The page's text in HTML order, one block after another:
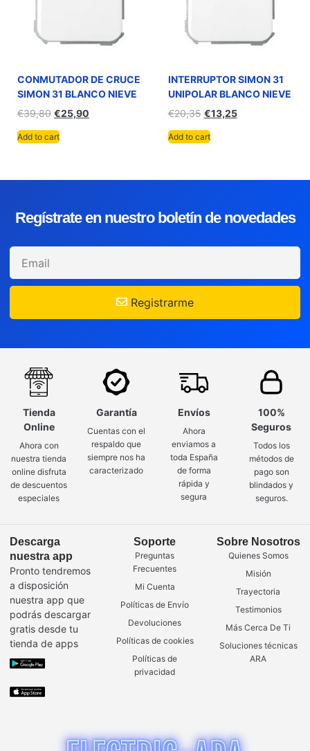
CONMUTADOR DE CRUCE
SIMON 31 BLANCO NIEVE
€39,80 €25,90
Add to cart
INTERRUPTOR SIMON 31
UNIPOLAR BLANCO NIEVE
€20,35 €13,25
Add to cart
Regístrate en nuestro boletín de novedades
Registrarme
Tienda
Online
Ahora con
nuestra tienda
online disfruta
de descuentos
especiales
Garantía
Cuentas con el
respaldo que
siempre nos ha
caracterizado
Envíos
Ahora
enviamos a
toda España
de forma
rápida y
segura
100%
Seguros
Todos los
métodos de
pago son
blindados y
seguros.
Descarga
nuestra app
Pronto tendremos
a disposición
nuestra app que
podrás descargar
gratis desde tu
tienda de apps
Soporte
Preguntas
Frecuentes
Mi Cuenta
Políticas de Envío
Devoluciones
Políticas de cookies
Políticas de
privacidad
Sobre Nosotros
Quienes Somos
Misión
Trayectoria
Testimonios
Más Cerca De Ti
Soluciones técnicas
ARA